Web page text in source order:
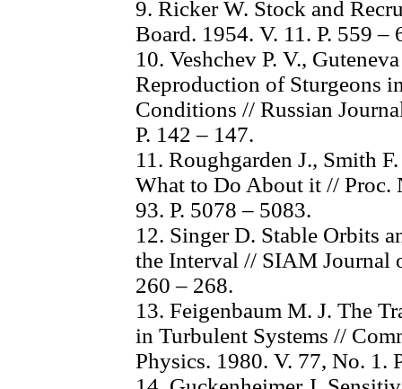
9. Ricker W. Stock and
Board. 1954. V. 11. P. 559 –
10. Veshchev P. V.,
Reproduction of Sturgeons
Conditions // Russian
P. 142 – 147.
11. Roughgarden J., Smith
What to Do About it // Proc.
93. P. 5078 – 5083.
12. Singer D. Stable Orbits
the Interval // SIAM Journal
260 – 268.
13. Feigenbaum M. J. The
in Turbulent Systems //
Physics. 1980. V. 77, No. 1.